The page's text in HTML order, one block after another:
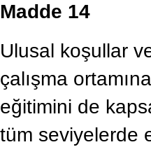
Madde 14
Ulusal koşullar
çalışma
eğitimini de
tüm seviyelerde